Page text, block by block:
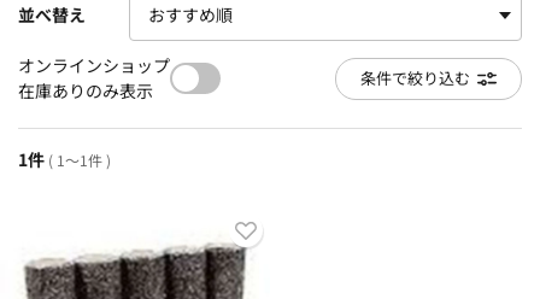
並べ替え
オンラインショップ
在庫ありのみ表示
条件で絞り込む
1件 ( 1～1件 )